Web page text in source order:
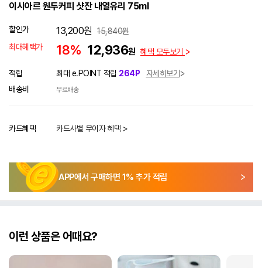
이시아르 원두커피 샷잔 내열유리 75ml
할인가 13,200원 15,840원
최대혜택가
18% 12,936원 혜택 모두보기
적립 최대 e.POINT 적립 264P
자세히보기
배송비
무료배송
카드혜택 카드사별 무이자 혜택 >
APP에서 구매하면 1% 추가 적립
이런 상품은 어때요?